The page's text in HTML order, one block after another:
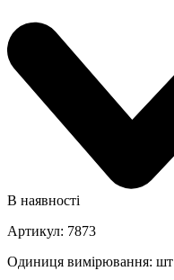
В наявності
Артикул: 7873
Одиниця вимірювання: шт